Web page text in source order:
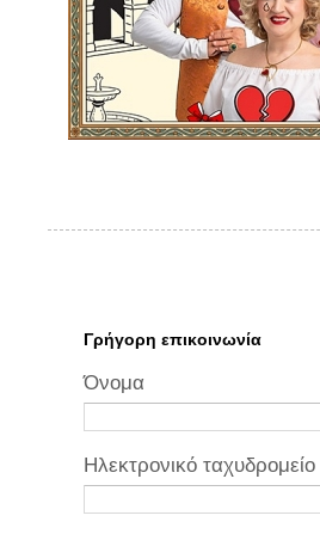
Γρήγορη επικοινωνία
Όνομα
Ηλεκτρονικό ταχυδρομείο